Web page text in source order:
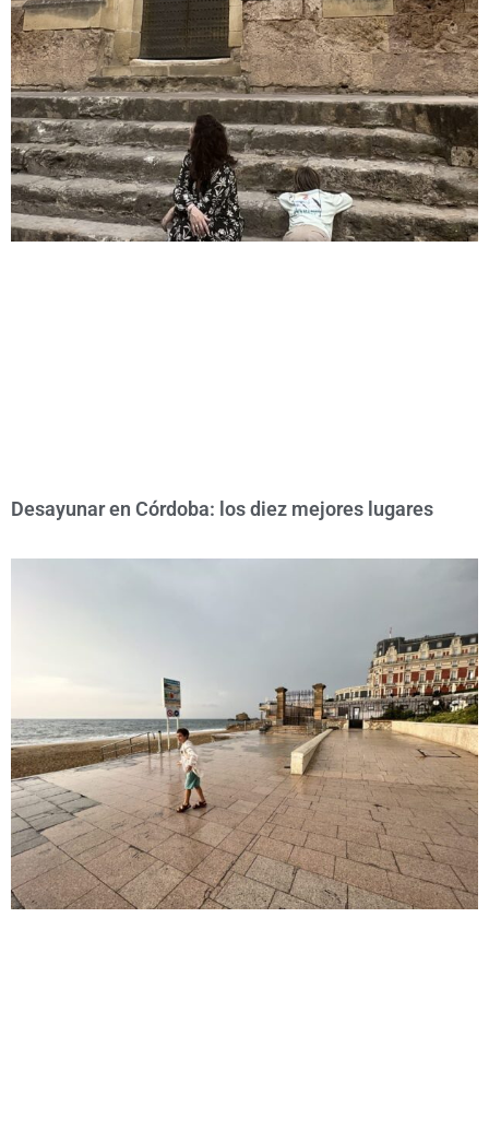
Desayunar en Córdoba: los diez mejores lugares